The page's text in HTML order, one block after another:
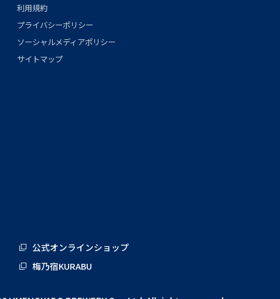
利用規約
プライバシーポリシー
ソーシャルメディアポリシー
サイトマップ
公式オンラインショップ
梅乃宿KURABU